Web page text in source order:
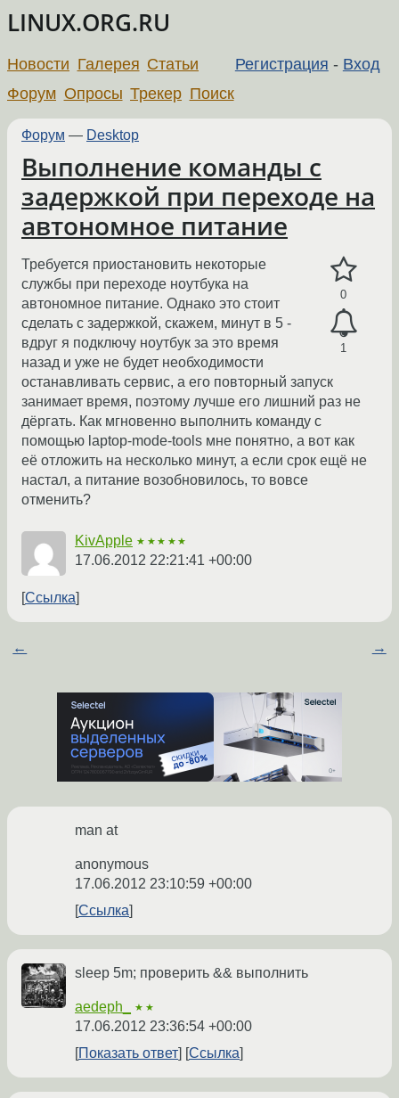
LINUX.ORG.RU
Регистрация - Вход
Новости Галерея Статьи
Форум Опросы Трекер Поиск
Форум — Desktop
Выполнение команды с
задержкой при переходе на
автономное питание
0
1
Требуется приостановить некоторые
службы при переходе ноутбука на
автономное питание. Однако это стоит
сделать с задержкой, скажем, минут в 5 -
вдруг я подключу ноутбук за это время
назад и уже не будет необходимости
останавливать сервис, а его повторный запуск
занимает время, поэтому лучше его лишний раз не
дёргать. Как мгновенно выполнить команду с
помощью laptop-mode-tools мне понятно, а вот как
её отложить на несколько минут, а если срок ещё не
настал, а питание возобновилось, то вовсе
отменить?
KivApple ★★★★★
17.06.2012 22:21:41 +00:00
Ссылка
← →
man at
anonymous
17.06.2012 23:10:59 +00:00
Ссылка
sleep 5m; проверить && выполнить
aedeph_ ★★
17.06.2012 23:36:54 +00:00
Показать ответ
Ссылка